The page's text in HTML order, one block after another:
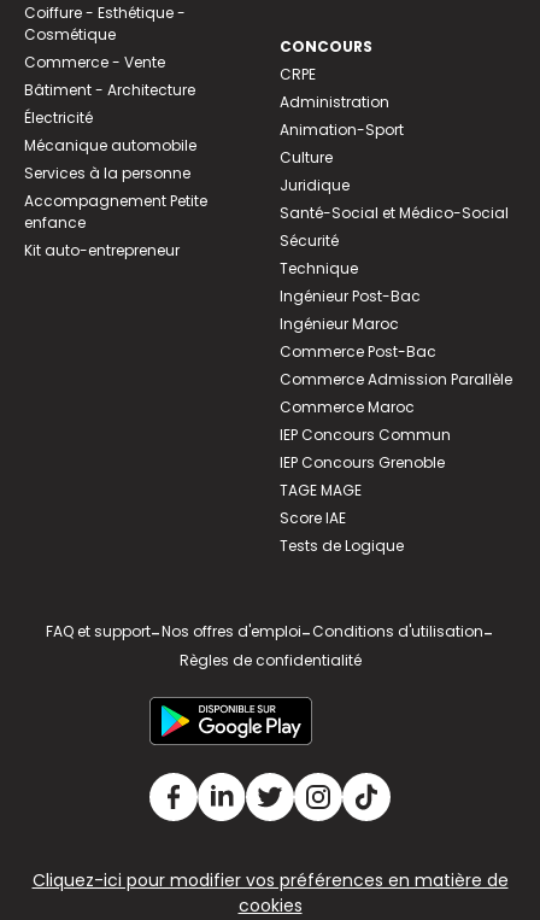
Coiffure - Esthétique -
Cosmétique
Commerce - Vente
Bâtiment - Architecture
Électricité
Mécanique automobile
Services à la personne
Accompagnement Petite
enfance
Kit auto-entrepreneur
CONCOURS
CRPE
Administration
Animation-Sport
Culture
Juridique
Santé-Social et Médico-Social
Sécurité
Technique
Ingénieur Post-Bac
Ingénieur Maroc
Commerce Post-Bac
Commerce Admission Parallèle
Commerce Maroc
IEP Concours Commun
IEP Concours Grenoble
TAGE MAGE
Score IAE
Tests de Logique
FAQ et support-Nos offres d'emploi-Conditions d'utilisation-
Règles de confidentialité
Cliquez-ici pour modifier vos préférences en matière de
cookies